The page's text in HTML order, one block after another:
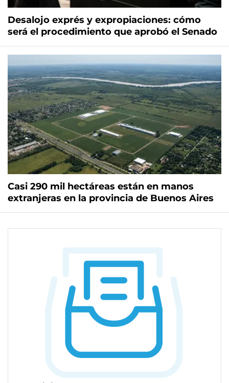
Desalojo exprés y expropiaciones: cómo
será el procedimiento que aprobó el Senado
Casi 290 mil hectáreas están en manos
extranjeras en la provincia de Buenos Aires